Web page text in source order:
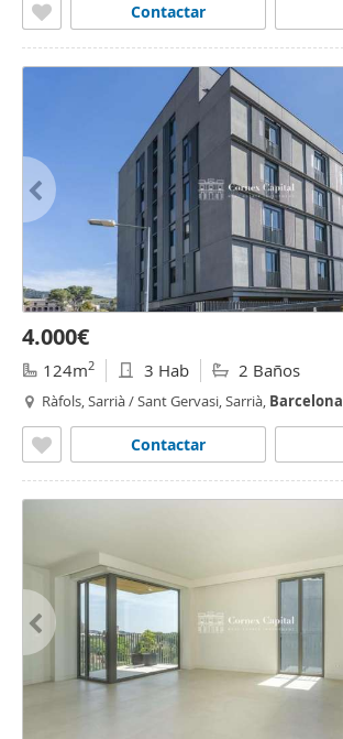
Contactar
4.000€
124m2 3 Hab 2 Baños
Ràfols, Sarrià / Sant Gervasi, Sarrià, Barcelona
Contactar